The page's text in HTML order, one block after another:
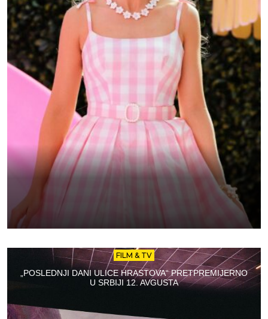
FILM & TV
„POSLEDNJI DANI ULICE HRASTOVA“ PRETPREMIJERNO
U SRBIJI 12. AVGUSTA